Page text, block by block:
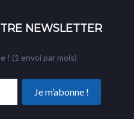
NEWSLETTER
! (1 envoi par mois)